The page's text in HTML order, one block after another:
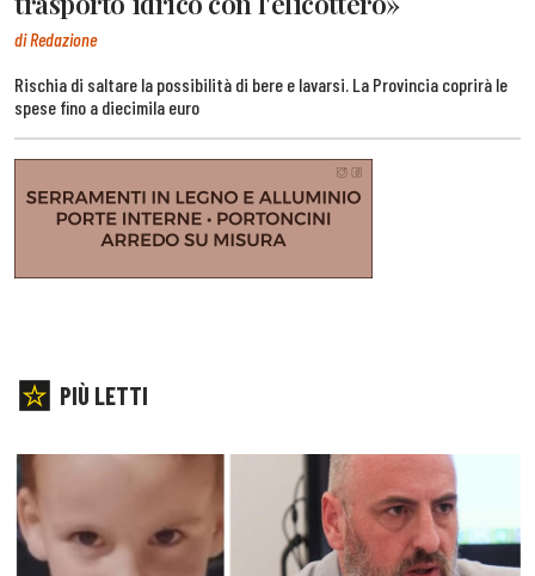
di Redazione
Rischia di saltare la possibilità di bere e lavarsi. La Provincia coprirà le
spese fino a diecimila euro
PIÙ LETTI